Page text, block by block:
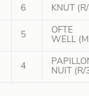
6 KNUT
5
OFTE
WELL
4
NUIT (R/